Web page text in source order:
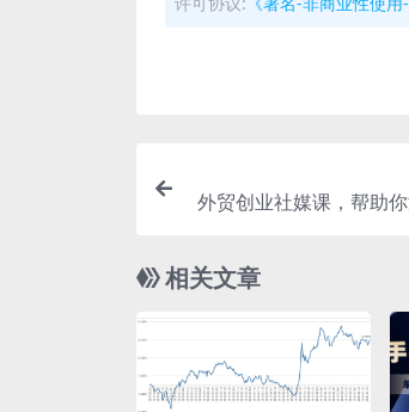
外贸创业社媒课，帮助
相关文章